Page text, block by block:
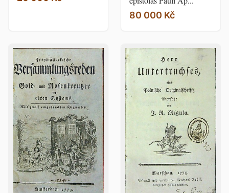
80 000 Kč